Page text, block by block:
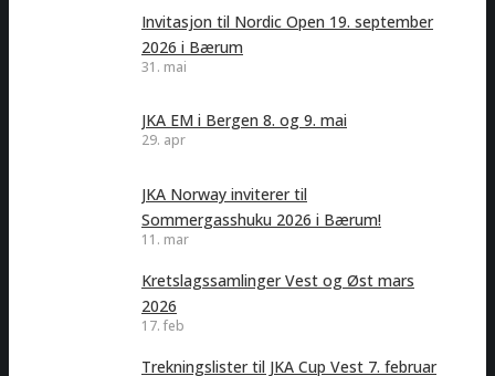
Invitasjon til Nordic Open 19. september
2026 i Bærum
31. mai
JKA EM i Bergen 8. og 9. mai
29. apr
JKA Norway inviterer til
Sommergasshuku 2026 i Bærum!
11. mar
Kretslagssamlinger Vest og Øst mars
2026
17. feb
Trekningslister til JKA Cup Vest 7. februar